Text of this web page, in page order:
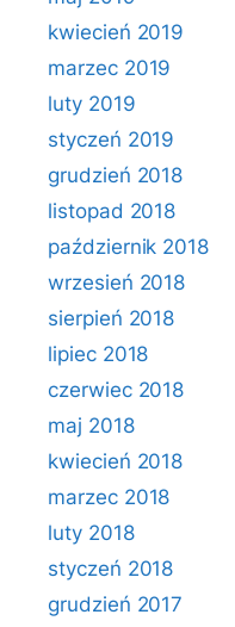
kwiecień 2019
marzec 2019
luty 2019
styczeń 2019
grudzień 2018
listopad 2018
październik 2018
wrzesień 2018
sierpień 2018
lipiec 2018
czerwiec 2018
maj 2018
kwiecień 2018
marzec 2018
luty 2018
styczeń 2018
grudzień 2017